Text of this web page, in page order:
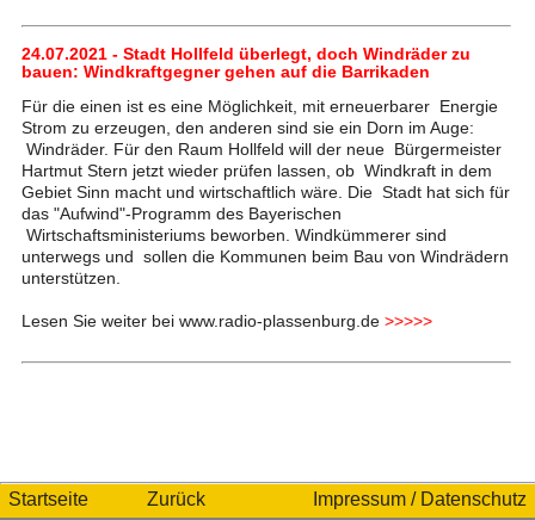
Startseite Zurück Impressum / Datenschutz
24.07.2021 - Stadt Hollfeld überlegt, doch Windräder zu
bauen: Windkraftgegner gehen auf die Barrikaden
Für die einen ist es eine Möglichkeit, mit erneuerbarer Energie
Strom zu erzeugen, den anderen sind sie ein Dorn im Auge:
Windräder. Für den Raum Hollfeld will der neue Bürgermeister
Hartmut Stern jetzt wieder prüfen lassen, ob Windkraft in dem
Gebiet Sinn macht und wirtschaftlich wäre. Die Stadt hat sich für
das "Aufwind"-Programm des Bayerischen
Wirtschaftsministeriums beworben. Windkümmerer sind
unterwegs und sollen die Kommunen beim Bau von Windrädern
unterstützen.
Lesen Sie weiter bei www.radio-plassenburg.de >>>>>